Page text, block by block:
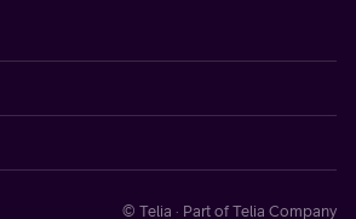
© Telia · Part of Telia Company